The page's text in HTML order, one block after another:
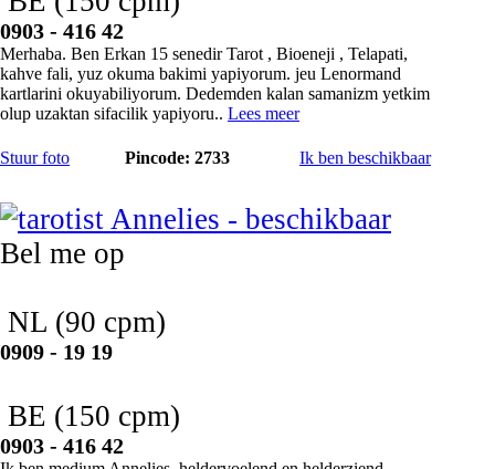
0903 - 416 42
Merhaba. Ben Erkan 15 senedir Tarot , Bioeneji , Telapati,
kahve fali, yuz okuma bakimi yapiyorum. jeu Lenormand
kartlarini okuyabiliyorum. Dedemden kalan samanizm yetkim
olup uzaktan sifacilik yapiyoru.. Lees meer
Stuur foto Pincode: 2733 Ik ben beschikbaar
Bel me op
NL (90 cpm)
0909 - 19 19
BE (150 cpm)
0903 - 416 42